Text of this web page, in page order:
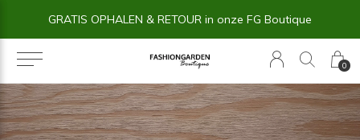
0
GRATIS OPHALEN & RETOUR in onze FG Boutique